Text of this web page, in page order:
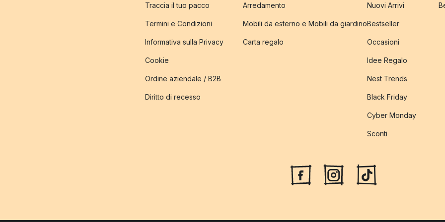
Traccia il tuo pacco
Termini e Condizioni
Informativa sulla Privacy
Cookie
Ordine aziendale / B2B
Diritto di recesso
Arredamento
Mobili da esterno e Mobili da giardino
Carta regalo
Nuovi Arrivi
Bestseller
Occasioni
Idee Regalo
Nest Trends
Black Friday
Cyber Monday
Sconti